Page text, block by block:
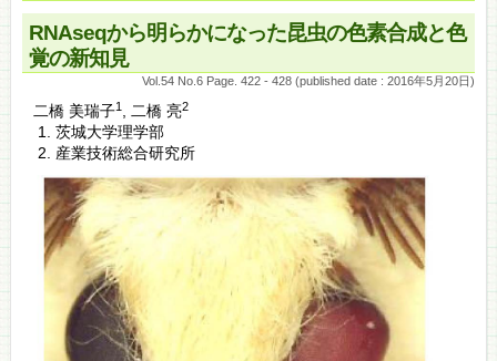
RNAseqから明らかになった昆虫の色素合成と色
覚の新知見
Vol.54 No.6 Page. 422 - 428 (published date : 2016年5月20日)
二橋 美瑞子1, 二橋 亮2
茨城大学理学部
産業技術総合研究所